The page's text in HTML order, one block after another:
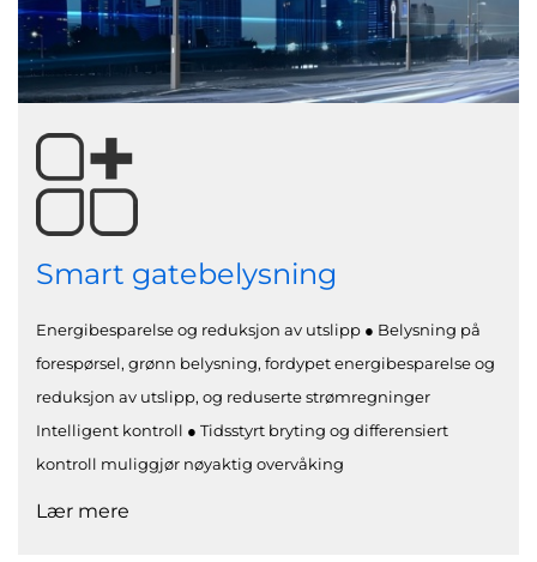
Smart gatebelysning
Energibesparelse og reduksjon av utslipp ● Belysning på
forespørsel, grønn belysning, fordypet energibesparelse og
reduksjon av utslipp, og reduserte strømregninger
Intelligent kontroll ● Tidsstyrt bryting og differensiert
kontroll muliggjør nøyaktig overvåking
Lær mere